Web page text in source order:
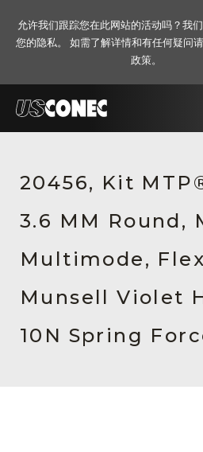
解决方案
产品
资源
关于我们
20456, Kit
3.6 MM Round,
Multimode,
Munsell Violet
10N Spring
允许我们跟踪您在此网站的活动吗？我
您的隐私。 如需了解详情和有任何疑问
政策。